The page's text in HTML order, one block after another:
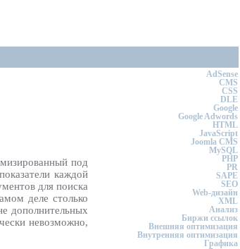
под
каждой
для поиска
деле столько
дополнительных
невозможно,
AdSense
CMS
CSS
DLE
Google
Google Adwords
HTML
JavaScript
Joomla CMS
MySQL
PHP
PR
SAPE
SEO
Web-дизайн
XML
Анализ
Биржи ссылок
Внешняя оптимизация
Внутренняя оптимизация
Графика